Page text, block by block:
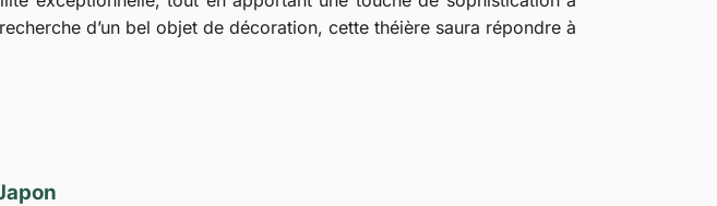
d’un bel objet de décoration, cette théière saura répondre à